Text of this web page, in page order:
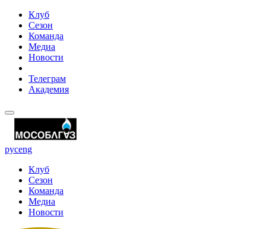
Клуб
Сезон
Команда
Медиа
Новости
Телеграм
Академия
русeng
Клуб
Сезон
Команда
Медиа
Новости